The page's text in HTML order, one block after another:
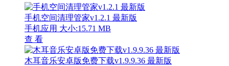
手机空间清理管家v1.2.1 最新版
手机应用 大小:15.71 MB
查 看
木耳音乐安卓版免费下载v1.9.9.36 最新版